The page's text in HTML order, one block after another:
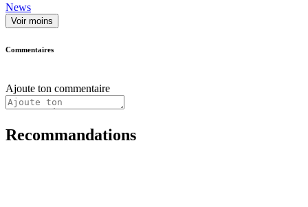
News
Voir moins
Commentaires
Ajoute ton commentaire
Recommandations